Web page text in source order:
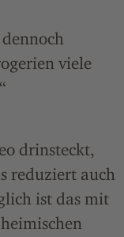
viele
drinsteckt,
reduziert auch
ist das mit